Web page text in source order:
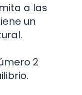
a las
un
2